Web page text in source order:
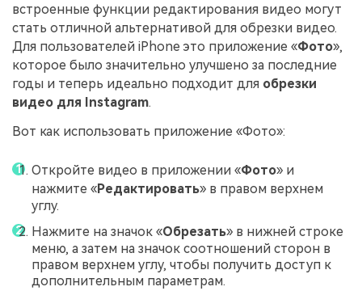
встроенные функции редактирования видео могут
стать отличной альтернативой для обрезки видео.
Для пользователей iPhone это приложение «Фото»,
которое было значительно улучшено за последние
годы и теперь идеально подходит для обрезки
видео для Instagram.
Вот как использовать приложение «Фото»:
Откройте видео в приложении «Фото» и
нажмите «Редактировать» в правом верхнем
углу.
Нажмите на значок «Обрезать» в нижней строке
меню, а затем на значок соотношений сторон в
правом верхнем углу, чтобы получить доступ к
дополнительным параметрам.